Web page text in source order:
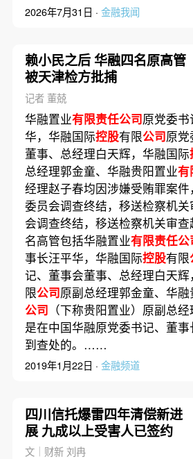
2026年7月31日 · 金融我闻
赖小民之后 华融四名原高管
被天津检方批捕
记者 董兢
华融置业有限责任公司原党委
华，华融国际控股有限公司原
董事、总经理白天辉，华融国际
总经理郭金童、华融贵阳置业有
经理赵子春均因涉嫌受贿罪案
委员会调查终结，移送检察机
会调查终结，移送检察机关审
名高管包括华融置业有限责任公
事长汪平华，华融国际控股有限
记、董事会董事、总经理白天
限公司原副总经理郭金童、华
公司 （下称贵阳置业）原副总
是在中国华融原党委书记、董
到查处的。……
2019年1月22日 · 金融频道
四川信托爆雷四年清偿新进
展 九成以上受害人已签约
文｜财新 刘冉